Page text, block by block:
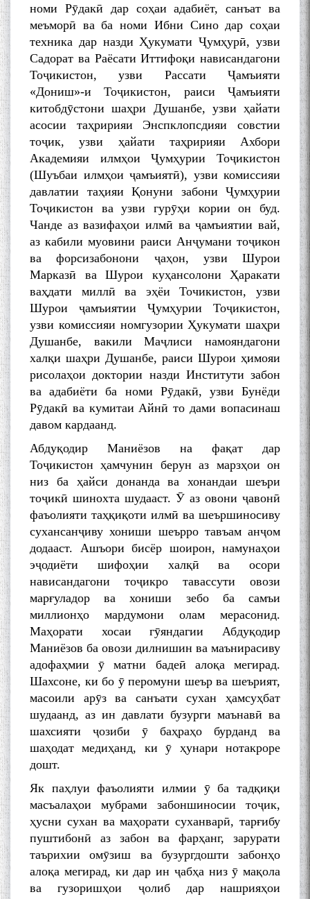
номи Рӯдакӣ дар соҳаи адабиёт, санъат ва
меъморӣ ва ба номи Ибни Сино дар соҳаи
техника дар назди Ҳукумати Ҷумҳурӣ, узви
Садорат ва Раёсати Иттифоқи нависандагони
Тоҷикистон, узви Рассати Ҷамъияти
«Дониш»-и Тоҷикистон, раиси Ҷамъияти
китобдӯстони шаҳри Душанбе, узви ҳайати
асосии таҳририяи Энспклопсдияи совстии
тоҷик, узви ҳайати таҳририяи Ахбори
Академияи илмҳои Ҷумҳурии Тоҷикистон
(Шуъбаи илмҳои ҷамъиятӣ), узви комиссияи
давлатии таҳияи Қонуни забони Ҷумҳурии
Тоҷикистон ва узви гурӯҳи кории он буд.
Чанде аз вазифаҳои илмӣ ва ҷамъиятии вай,
аз кабили муовини раиси Анҷумани тоҷикон
ва форсизабонони ҷаҳон, узви Шурои
Марказӣ ва Шурои куҳансолони Ҳаракати
ваҳдати миллӣ ва эҳёи Точикистон, узви
Шурои ҷамъиятии Ҷумҳурии Тоҷикистон,
узви комиссияи номгузории Ҳукумати шаҳри
Душанбе, вакили Маҷлиси намояндагони
халқи шаҳри Душанбе, раиси Шурои ҳимояи
рисолаҳои доктории назди Институти забон
ва адабиёти ба номи Рӯдакӣ, узви Бунёди
Рӯдакӣ ва кумитаи Айнӣ то дами вопасинаш
давом кардаанд.
Абдуқодир Маниёзов на фақат дар
Тоҷикистон ҳамчунин берун аз марзҳои он
низ ба ҳайси донанда ва хонандаи шеъри
тоҷикӣ шинохта шудааст. Ӯ аз овони ҷавонӣ
фаъолияти таҳқиқоти илмӣ ва шеършиносиву
сухансанҷиву хониши шеърро тавъам анҷом
додааст. Ашъори бисёр шоирон, намунаҳои
эҷодиёти шифоҳии халқӣ ва осори
нависандагони тоҷикро тавассути овози
марғуладор ва хониши зебо ба самъи
миллионҳо мардумони олам мерасонид.
Маҳорати хосаи гӯяндагии Абдуқодир
Маниёзов ба овози дилнишин ва маънирасиву
адофаҳмии ӯ матни бадеӣ алоқа мегирад.
Шахсоне, ки бо ӯ перомуни шеър ва шеърият,
масоили арӯз ва санъати сухан ҳамсуҳбат
шудаанд, аз ин давлати бузурги маънавӣ ва
шахсияти ҷозиби ӯ баҳраҳо бурданд ва
шаҳодат медиҳанд, ки ӯ ҳунари нотакроре
дошт.
Як паҳлуи фаъолияти илмии ӯ ба тадқиқи
масъалаҳои мубрами забоншиносии тоҷик,
ҳусни сухан ва маҳорати суханварӣ, тарғибу
пуштибонӣ аз забон ва фарҳанг, зарурати
таърихии омӯзиш ва бузургдошти забонҳо
алоқа мегирад, ки дар ин ҷабҳа низ ӯ мақола
ва гузоришҳои ҷолиб дар нашрияҳои